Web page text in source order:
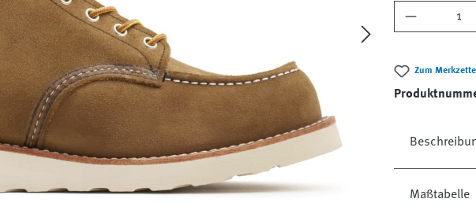
Produkt
Zum
Maßtabelle